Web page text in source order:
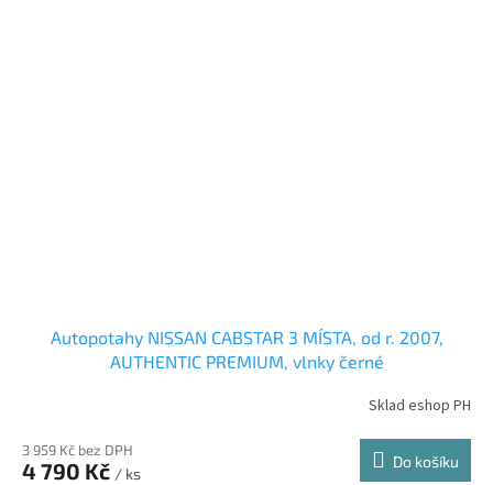
Autopotahy NISSAN CABSTAR 3 MÍSTA, od r. 2007,
AUTHENTIC PREMIUM, vlnky černé
Sklad eshop PH
3 959 Kč bez DPH
4 790 Kč / ks
Do košíku